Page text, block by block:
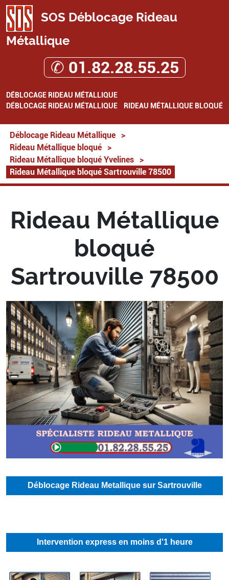
SOS Déblocage Rideau
Métallique
✆ 01.82.28.55.25
DÉBLOCAGE RIDEAU MÉTALLIQUE
DÉBLOCAGE RIDEAU MÉTALLIQUE
RIDEAU MÉTALLIQUE BLOQUÉ
Déblocage Rideau Métallique
>
Rideau Métallique bloqué
>
Rideau Métallique bloqué Yvelines
>
Rideau Métallique bloqué Sartrouville 78500
Rideau Métallique
bloqué
Sartrouville 78500
Déblocage Rideau Metallique sur Sartrouville
Intervention express en moins d'1 heure